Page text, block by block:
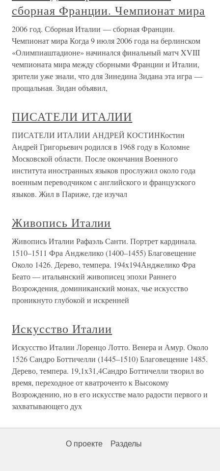
сборная Франции. Чемпионат мира
2006 год. Сборная Италии — сборная Франции.
Чемпионат мира Когда 9 июля 2006 года на берлинском
«Олимпиаштадионе» начинался финальный матч XVIII
чемпионата мира между сборными Франции и Италии,
зрители уже знали, что для Зинедина Зидана эта игра —
прощальная. Зидан объявил,
ПИСАТЕЛИ ИТАЛИИ
ПИСАТЕЛИ ИТАЛИИ АНДРЕЙ КОСТИНКостин
Андрей Григорьевич родился в 1968 году в Коломне
Московской области. После окончания Военного
института иностранных языков прослужил около года
военным переводчиком с английского и французского
языков. Жил в Париже, где изучал
Живопись Италии
Живопись Италии Рафаэль Санти. Портрет кардинала.
1510–1511 Фра Анджелико (1400–1455) Благовещение
Около 1426. Дерево, темпера. 194x194Анджелико Фра
Беато — итальянский живописец эпохи Раннего
Возрождения, доминиканский монах, чье искусство
проникнуто глубокой и искренней
Искусство Италии
Искусство Италии Лоренцо Лотто. Венера и Амур. Около
1526 Сандро Боттичелли (1445–1510) Благовещение 1485.
Дерево, темпера. 19,1x31,4Сандро Боттичелли творил во
время, переходное от кватроченто к Высокому
Возрождению, но в его искусстве мало радости первого и
захватывающего дух
О проекте Разделы